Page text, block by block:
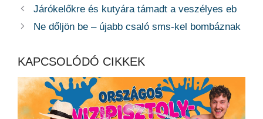
Járókelőkre és kutyára támadt a veszélyes eb
Ne dőljön be – újabb csaló sms-kel bombáznak
KAPCSOLÓDÓ CIKKEK